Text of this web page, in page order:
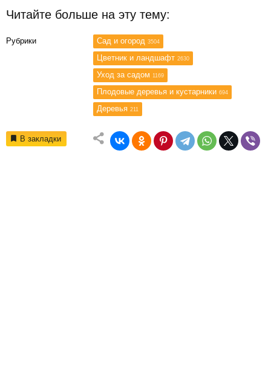
Читайте больше на эту тему:
Рубрики Сад и огород 3504
Цветник и ландшафт 2630
Уход за садом 1169
Плодовые деревья и кустарники 694
Деревья 211
В закладки